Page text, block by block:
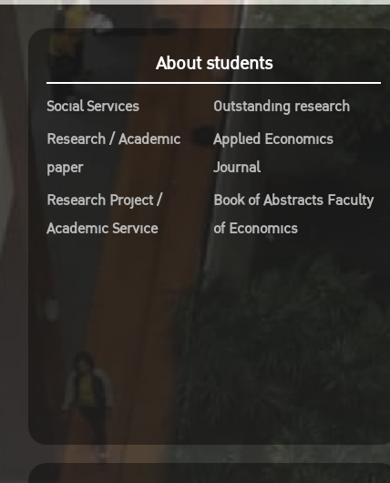
About students
Social Services
Outstanding research
Research / Academic
paper
Applied Economics
Journal
Research Project /
Academic Service
Book of Abstracts Faculty
of Economics